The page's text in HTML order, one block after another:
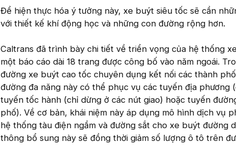
Để hiện thực hóa ý tưởng này, xe buýt siêu tốc sẽ cần
với thiết kế khí động học và những con đường rộng hơn.
Caltrans đã trình bày chi tiết về triển vọng của hệ thống
một báo cáo dài 18 trang được công bố vào năm ngoái.
đường xe buýt cao tốc chuyên dụng kết nối các thành
đường đa năng này có thể phục vụ các tuyến địa phương
tuyến tốc hành (chỉ dừng ở các nút giao) hoặc tuyến
phố). Về cơ bản, khái niệm này áp dụng mô hình dịch vụ
hệ thống tàu điện ngầm và đường sắt cho xe buýt đường
thông bổ sung này sẽ đồng thời giảm số lượng ô tô trên